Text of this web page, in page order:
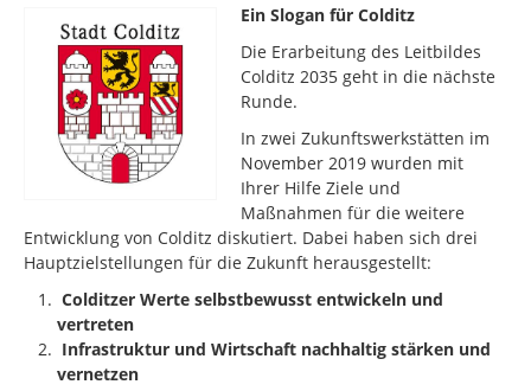
Ein Slogan für Colditz
Die Erarbeitung des Leitbildes
Colditz 2035 geht in die nächste
Runde.
In zwei Zukunftswerkstätten im
November 2019 wurden mit
Ihrer Hilfe Ziele und
Maßnahmen für die weitere
Entwicklung von Colditz diskutiert. Dabei haben sich drei
Hauptzielstellungen für die Zukunft herausgestellt:
Colditzer Werte selbstbewusst entwickeln und
vertreten
Infrastruktur und Wirtschaft nachhaltig stärken und
vernetzen